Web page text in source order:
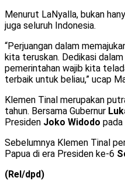
Menurut LaNyalla, bukan
juga seluruh Indonesia.
“Perjuangan dalam
kita teruskan. Dedikasi
pemerintahan wajib kita
terbaik untuk beliau,” ucap
Klemen Tinal merupakan
tahun. Bersama Gubernur
Presiden Joko Widodo pada
Sebelumnya Klemen Tinal
Papua di era Presiden ke-6
(Rel/dpd)